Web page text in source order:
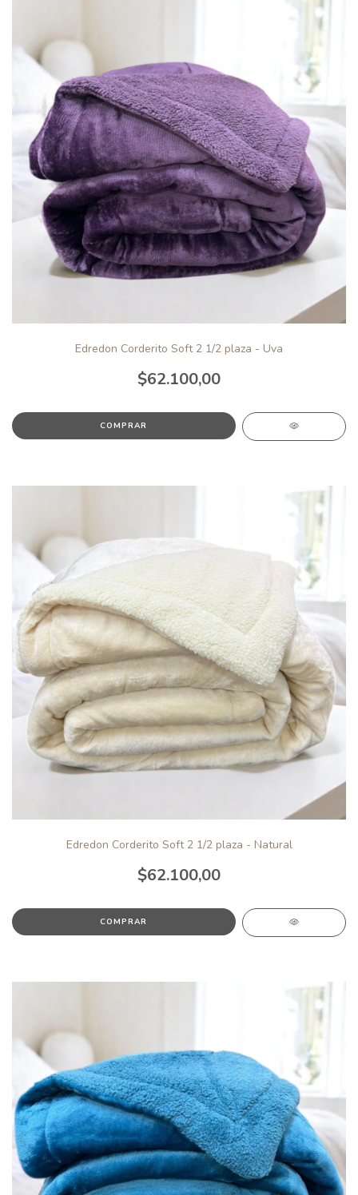
Edredon Corderito Soft 2 1/2 plaza - Uva
$62.100,00
Edredon Corderito Soft 2 1/2 plaza - Natural
$62.100,00